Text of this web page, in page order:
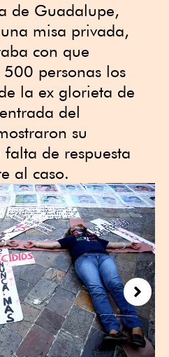
de Guadalupe,
misa privada,
con que
personas los
la ex glorieta de
del
su
de respuesta
al caso.
Next